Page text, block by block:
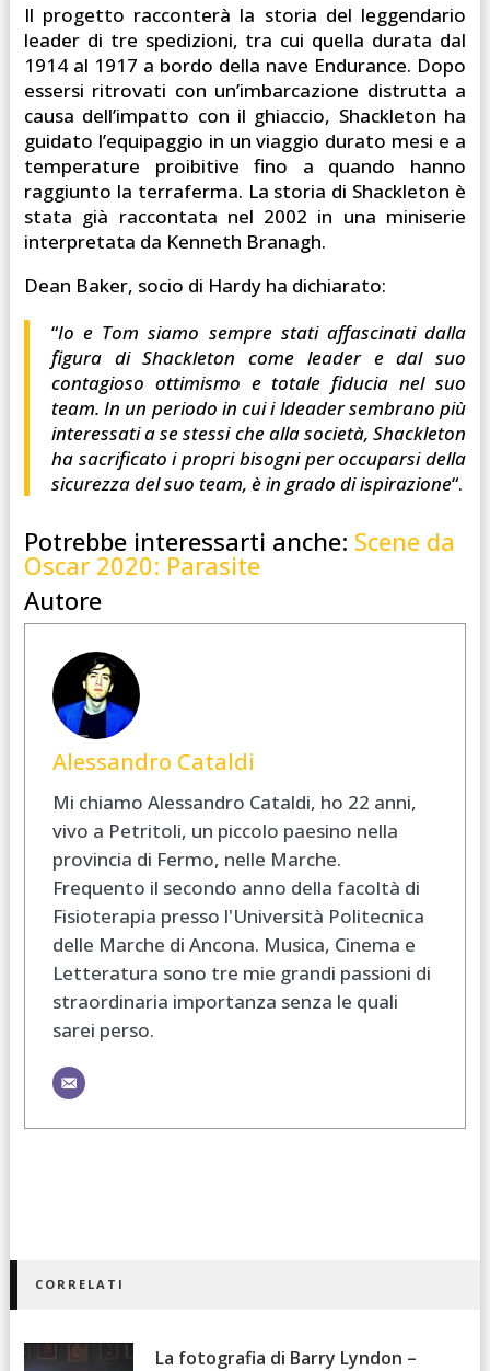
Il progetto racconterà la storia del leggendario
leader di tre spedizioni, tra cui quella durata dal
1914 al 1917 a bordo della nave Endurance. Dopo
essersi ritrovati con un’imbarcazione distrutta a
causa dell’impatto con il ghiaccio, Shackleton ha
guidato l’equipaggio in un viaggio durato mesi e a
temperature proibitive fino a quando hanno
raggiunto la terraferma. La storia di Shackleton è
stata già raccontata nel 2002 in una miniserie
interpretata da Kenneth Branagh.
Dean Baker, socio di Hardy ha dichiarato:
“Io e Tom siamo sempre stati affascinati dalla
figura di Shackleton come leader e dal suo
contagioso ottimismo e totale fiducia nel suo
team. In un periodo in cui i ldeader sembrano più
interessati a se stessi che alla società, Shackleton
ha sacrificato i propri bisogni per occuparsi della
sicurezza del suo team, è in grado di ispirazione“.
Potrebbe interessarti anche: Scene da
Oscar 2020: Parasite
Autore
Alessandro Cataldi
Mi chiamo Alessandro Cataldi, ho 22 anni,
vivo a Petritoli, un piccolo paesino nella
provincia di Fermo, nelle Marche.
Frequento il secondo anno della facoltà di
Fisioterapia presso l'Università Politecnica
delle Marche di Ancona. Musica, Cinema e
Letteratura sono tre mie grandi passioni di
straordinaria importanza senza le quali
sarei perso.
CORRELATI
La fotografia di Barry Lyndon –